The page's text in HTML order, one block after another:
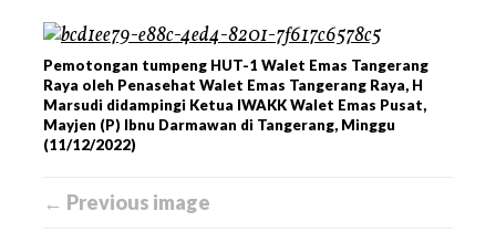
Pemotongan tumpeng HUT-1 Walet Emas Tangerang
Raya oleh Penasehat Walet Emas Tangerang Raya, H
Marsudi didampingi Ketua IWAKK Walet Emas Pusat,
Mayjen (P) Ibnu Darmawan di Tangerang, Minggu
(11/12/2022)
← Previous image